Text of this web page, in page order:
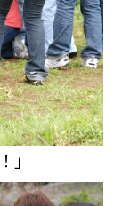
」